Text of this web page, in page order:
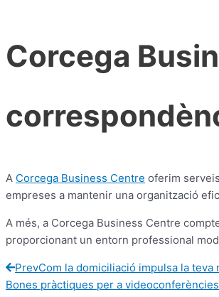
Corcega
A Corcega Business Centre oferim
empreses a mantenir una organització
A més, a Corcega Business Centre
proporcionant un entorn professional
PrevCom la domiciliació impulsa la teva
Bones pràctiques per a